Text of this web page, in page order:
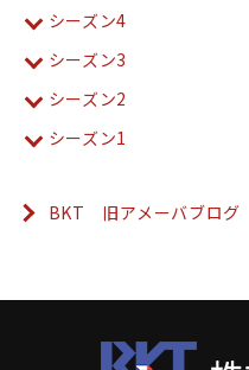
シーズン4
シーズン3
シーズン2
シーズン1
BKT 旧アメーバブログ